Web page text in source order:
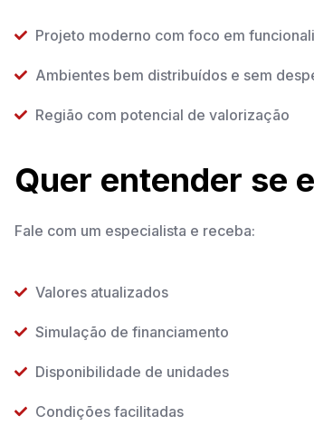
Projeto moderno com foco em
Ambientes bem distribuídos e sem
Região com potencial de valorização
Quer entender se
Fale com um especialista e receba:
Valores atualizados
Simulação de financiamento
Disponibilidade de unidades
Condições facilitadas